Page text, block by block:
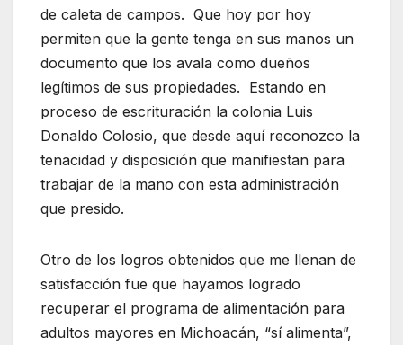
de caleta de campos. Que hoy por hoy
permiten que la gente tenga en sus manos un
documento que los avala como dueños
legítimos de sus propiedades. Estando en
proceso de escrituración la colonia Luis
Donaldo Colosio, que desde aquí reconozco la
tenacidad y disposición que manifiestan para
trabajar de la mano con esta administración
que presido.
Otro de los logros obtenidos que me llenan de
satisfacción fue que hayamos logrado
recuperar el programa de alimentación para
adultos mayores en Michoacán, “sí alimenta”,